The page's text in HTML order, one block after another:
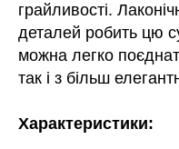
грайливості.
деталей робить цю
можна легко
так і з більш
Характеристики: